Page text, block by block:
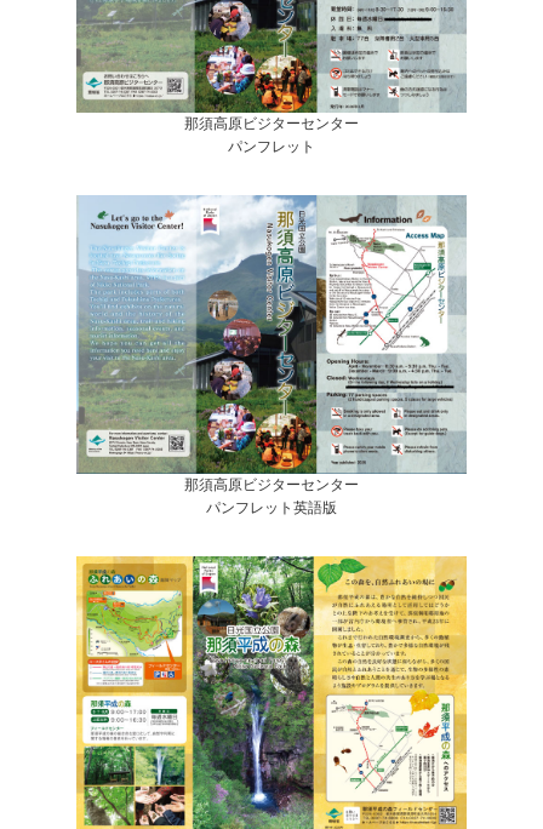
那須高原ビジターセンター
パンフレット
那須高原ビジターセンター
パンフレット英語版